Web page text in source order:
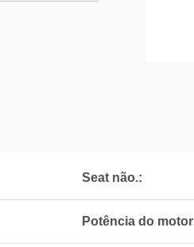
Seat não.:
Potência do